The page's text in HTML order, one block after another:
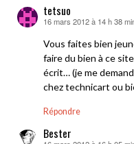
tetsuo
dit :
16 mars 2012 à 14 h 38
Vous faites bien
faire du bien à ce
écrit… (je me
chez technicart ou
Répondre
Bester